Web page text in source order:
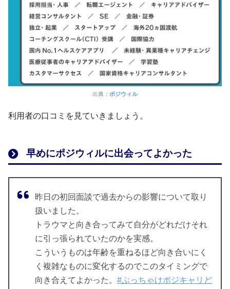
会社名 ポジウィル株式会社
所在地
東京都港区北青山3丁目3-5
東京建物青山ビル8F
代表取締役
金井 芽衣
設立 2017年8月21日
横にスクロールできます⇨
出典： ポジウィル
利用者の口コミを見ていきましょう。
早めにポジウィルに出会ってよかった
昨日の初回面談で過去からの影響について取り
扱いました。
トラウマと向き合ってみて自分がどれだけそれ
に引っ張られていたのかを実感。
こういうものは年齢を重ねるほど向き合いにく
く複雑なものに変化するのでこのタイミングで
向き合えてよかった。 #ぶっちゃけポジキャリど